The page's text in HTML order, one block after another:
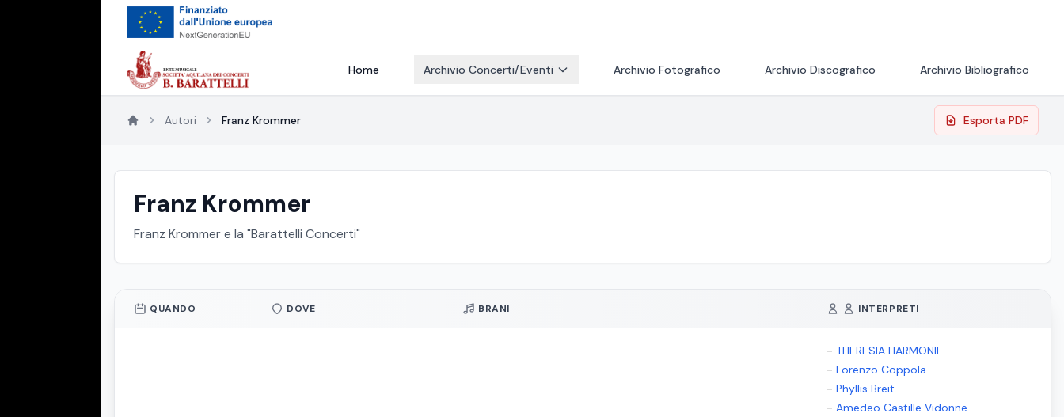
Home Archivio Concerti/Eventi Archivio Fotografico Archivio Discografico Archivio Bibliografico
Autori Franz Krommer Esporta PDF
Franz Krommer
Franz Krommer e la "Barattelli Concerti"
QUANDO DOVE BRANI INTERPRETI
- THERESIA HARMONIE
- Lorenzo Coppola
- Phyllis Breit
- Amedeo Castille Vidonne